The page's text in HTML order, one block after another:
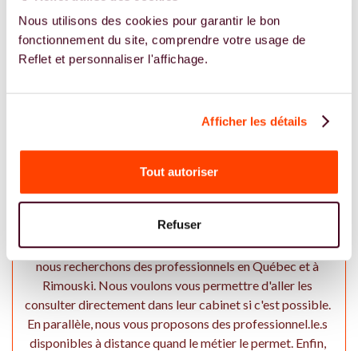
Nous utilisons des cookies pour garantir le bon
fonctionnement du site, comprendre votre usage de
Reflet et personnaliser l'affichage.
Afficher les détails
Tout autoriser
Refuser
Rimouski, en ou en Québec, on vous recommande de
regarder les professionel.le.s pratiquant à distance. Vous
pouvez aussi nous recommander des professionnels
En tant que patiente, comment Reflet
vous accompagne à Rimouski ?
Notre premier objectif est de vous permettre de trouver
les expert.e.s de la fertilité dans vos régions. Pour ce faire,
nous recherchons des professionnels en Québec et à
Rimouski. Nous voulons vous permettre d'aller les
consulter directement dans leur cabinet si c'est possible.
En parallèle, nous vous proposons des professionnel.le.s
disponibles à distance quand le métier le permet. Enfin,